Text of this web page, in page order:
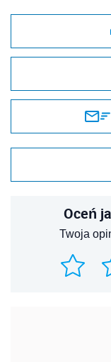
Oceń
Twoja